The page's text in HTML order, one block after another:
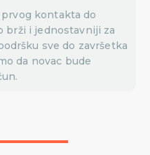
prvog kontakta do
brži i jednostavniji za
sve do završetka
da novac bude